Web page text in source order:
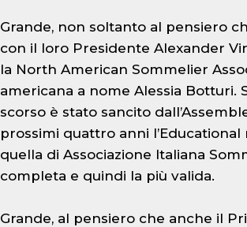
Grande, non soltanto al pensiero
con il loro Presidente Alexander
la North American Sommelier
americana a nome Alessia
scorso è stato sancito
prossimi quattro anni
quella di Associazione Italiana
completa e quindi la più valida.
Grande, al pensiero che anche il